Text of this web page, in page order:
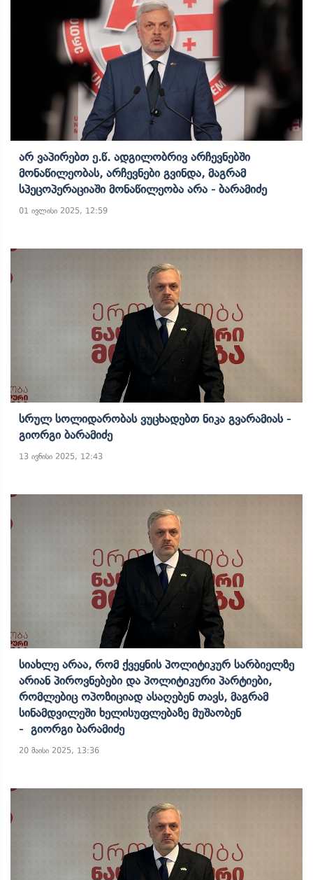
Არ Ვაპირებთ Ე.წ. Ადგილობრივ Არჩევნებში
Მონაწილეობას, Არჩევნები Გვინდა, Მაგრამ
Სპეცოპერაციაში Მონაწილეობა Არა - Ბარამიძე
01 ივლისი 2025, 12:59
Სრულ Სოლიდარობას Ვუცხადებთ Ნიკა Გვარამიას -
Გიორგი Ბარამიძე
13 ივნისი 2025, 12:43
Სიახლე Არაა, Რომ Ქვეყნის Პოლიტიკურ Სარბიელზე
Არიან Პიროვნებები Და Პოლიტიკური Პარტიები,
Რომლებიც Ოპოზიციად Ასაღებენ Თავს, Მაგრამ
Სინამდვილეში Ხელისუფლებაზე Მუშაობენ
- Გიორგი Ბარამიძე
20 მაისი 2025, 13:36